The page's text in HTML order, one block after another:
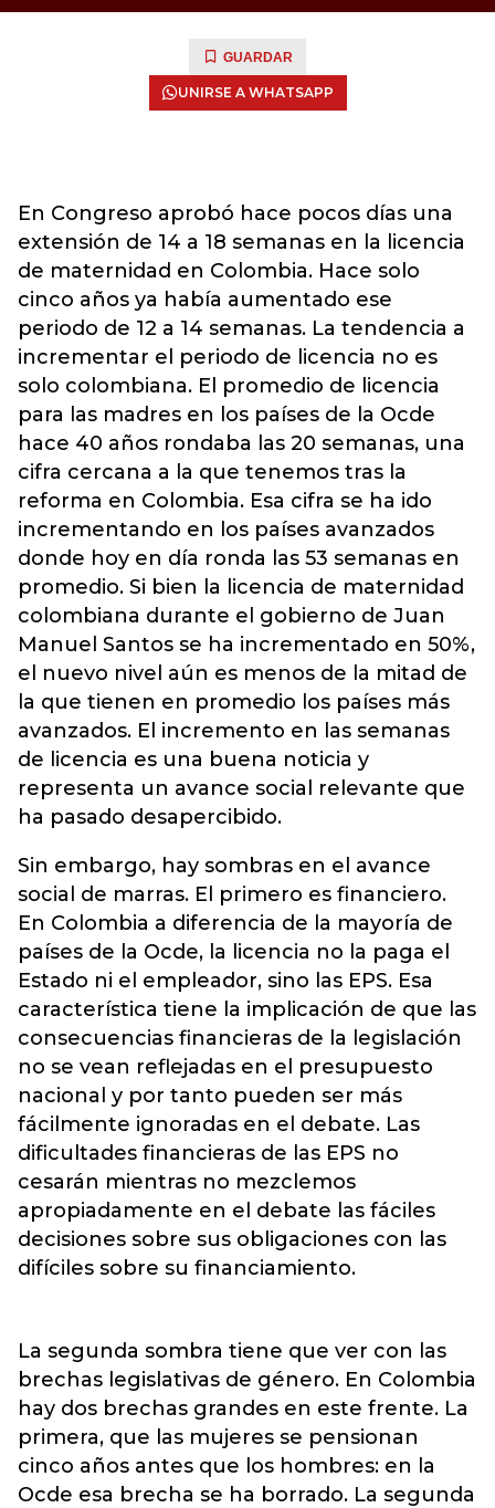
GUARDAR
UNIRSE A WHATSAPP
En Congreso aprobó hace pocos días una
extensión de 14 a 18 semanas en la licencia
de maternidad en Colombia. Hace solo
cinco años ya había aumentado ese
periodo de 12 a 14 semanas. La tendencia a
incrementar el periodo de licencia no es
solo colombiana. El promedio de licencia
para las madres en los países de la Ocde
hace 40 años rondaba las 20 semanas, una
cifra cercana a la que tenemos tras la
reforma en Colombia. Esa cifra se ha ido
incrementando en los países avanzados
donde hoy en día ronda las 53 semanas en
promedio. Si bien la licencia de maternidad
colombiana durante el gobierno de Juan
Manuel Santos se ha incrementado en 50%,
el nuevo nivel aún es menos de la mitad de
la que tienen en promedio los países más
avanzados. El incremento en las semanas
de licencia es una buena noticia y
representa un avance social relevante que
ha pasado desapercibido.
Sin embargo, hay sombras en el avance
social de marras. El primero es financiero.
En Colombia a diferencia de la mayoría de
países de la Ocde, la licencia no la paga el
Estado ni el empleador, sino las EPS. Esa
característica tiene la implicación de que las
consecuencias financieras de la legislación
no se vean reflejadas en el presupuesto
nacional y por tanto pueden ser más
fácilmente ignoradas en el debate. Las
dificultades financieras de las EPS no
cesarán mientras no mezclemos
apropiadamente en el debate las fáciles
decisiones sobre sus obligaciones con las
difíciles sobre su financiamiento.
La segunda sombra tiene que ver con las
brechas legislativas de género. En Colombia
hay dos brechas grandes en este frente. La
primera, que las mujeres se pensionan
cinco años antes que los hombres: en la
Ocde esa brecha se ha borrado. La segunda